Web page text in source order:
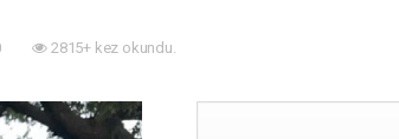
2815+ kez okundu.